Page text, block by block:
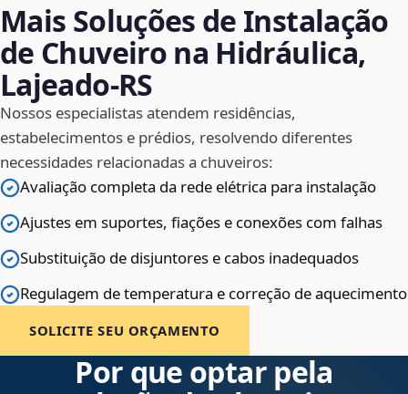
Mais Soluções de Instalação
de Chuveiro na Hidráulica,
Lajeado‑RS
Nossos especialistas atendem residências,
estabelecimentos e prédios, resolvendo diferentes
necessidades relacionadas a chuveiros:
Avaliação completa da rede elétrica para instalação
Ajustes em suportes, fiações e conexões com falhas
Substituição de disjuntores e cabos inadequados
Regulagem de temperatura e correção de aquecimento
SOLICITE SEU ORÇAMENTO
Por que optar pela